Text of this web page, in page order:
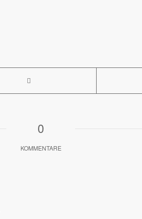
0
KOMMENTARE